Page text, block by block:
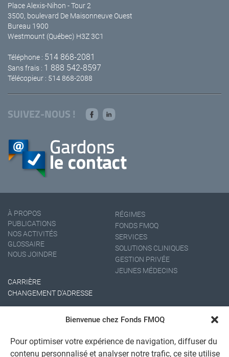
Bienvenue chez Fonds FMOQ
Pour optimiser votre expérience de navigation, diffuser du
contenu personnalisé et analyser notre trafic, ce site utilise
Place Alexis-Nihon - Tour 2
3500, boulevard De Maisonneuve Ouest
Bureau 1900
Westmount (Québec) H3Z 3C1
Téléphone : 514 868-2081
Sans frais : 1 888 542-8597
Télécopieur : 514 868-2088
SUIVEZ-NOUS !
À PROPOS
PUBLICATIONS
NOS ACTIVITÉS
GLOSSAIRE
NOUS JOINDRE
RÉGIMES
FONDS FMOQ
SERVICES
SOLUTIONS CLINIQUES
GESTION PRIVÉE
JEUNES MÉDECINS
CARRIÈRE
CHANGEMENT D'ADRESSE